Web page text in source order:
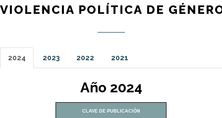
VIOLENCIA POLÍTICA DE
2024 2023 2022 2021
Año 2024
CLAVE DE PUBLICACIÓN